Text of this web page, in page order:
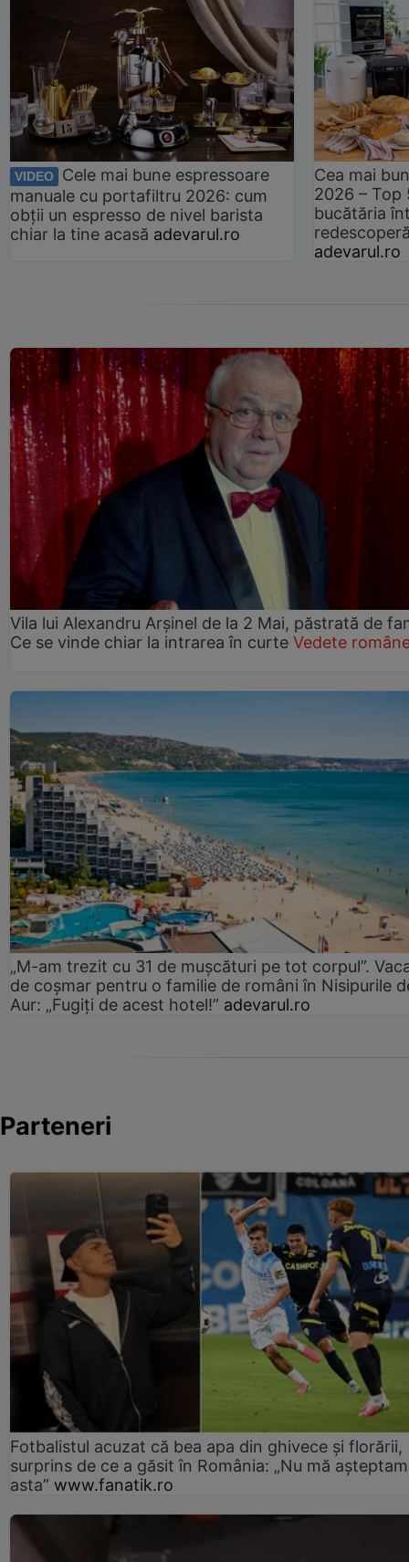
VIDEO
Cele mai bune espressoare
manuale cu portafiltru 2026: cum
obții un espresso de nivel barista
chiar la tine acasă adevarul.ro
Cea mai
2026 –
bucătăria
adevarul.ro
Vila lui Alexandru Arșinel de la 2 Mai, păstrată de
Ce se vinde chiar la intrarea în curte Vedete
„M-am trezit cu 31 de mușcături pe tot corpul”.
de coșmar pentru o familie de români în Nisipurile
Aur: „Fugiți de acest hotel!” adevarul.ro
Parteneri
Fotbalistul acuzat că bea apa din ghivece și florării,
surprins de ce a găsit în România: „Nu mă
asta” www.fanatik.ro